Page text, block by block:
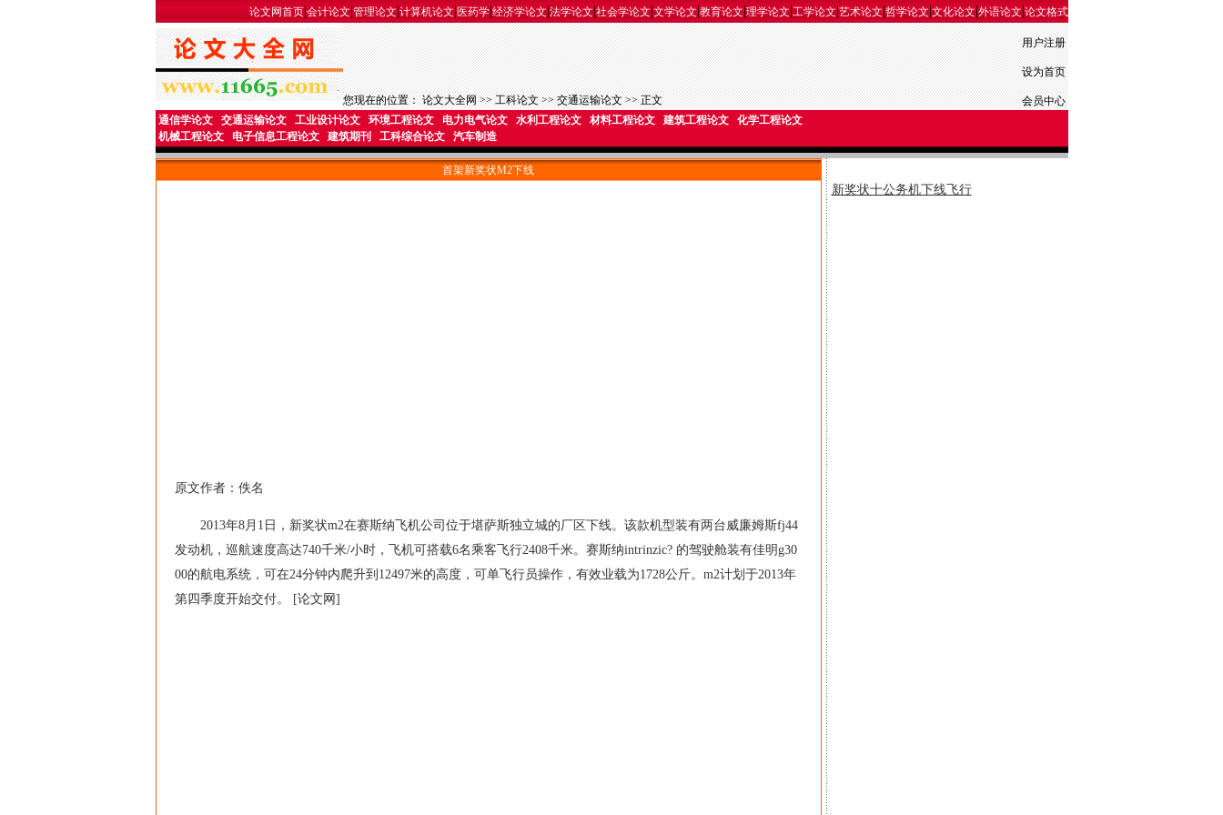
论文网首页|会计论文|管理论文|计算机论文| 医药学|经济学论文|法学论文|社会学论文|文学论文|教育论文|理学论文|工学论文|艺术论文|哲学论文|文化论文|外语论文|论文格式
用户注册
设为首页
您现在的位置：论文大全网>>工科论文>>交通运输论文>> 正文
会员中心
通信学论文
交通运输论文 工业设计论文 环境工程论文 电力电气论文 水利工程论文 材料工程论文 建筑工程论文
化学工程论文
机械工程论文
电子信息工程论文 建筑期刊 工科综合论文 汽车制造
首架新奖状M2下线
原文作者：佚名
2013年8月1日，新奖状m2在赛斯纳飞机公司位于堪萨斯独立城的厂区下线。该款机型装有两台威廉姆斯fj44
发动机，巡航速度高达740千米/小时，飞机可搭载6名乘客飞行2408千米。赛斯纳intrinzic? 的驾驶舱装有佳明g30
00的航电系统，可在24分钟内爬升到12497米的高度，可单飞行员操作，有效业载为1728公斤。m2计划于2013年
第四季度开始交付。 [论文网]
新奖状十公务机下线飞行